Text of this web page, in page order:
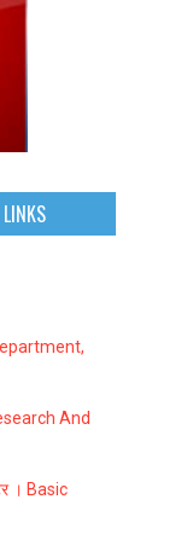
And
। Basic